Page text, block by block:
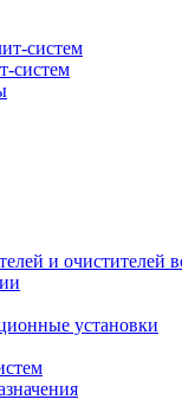
систем
систем
и очистителей
установки